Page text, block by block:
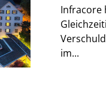
Infracore
im...